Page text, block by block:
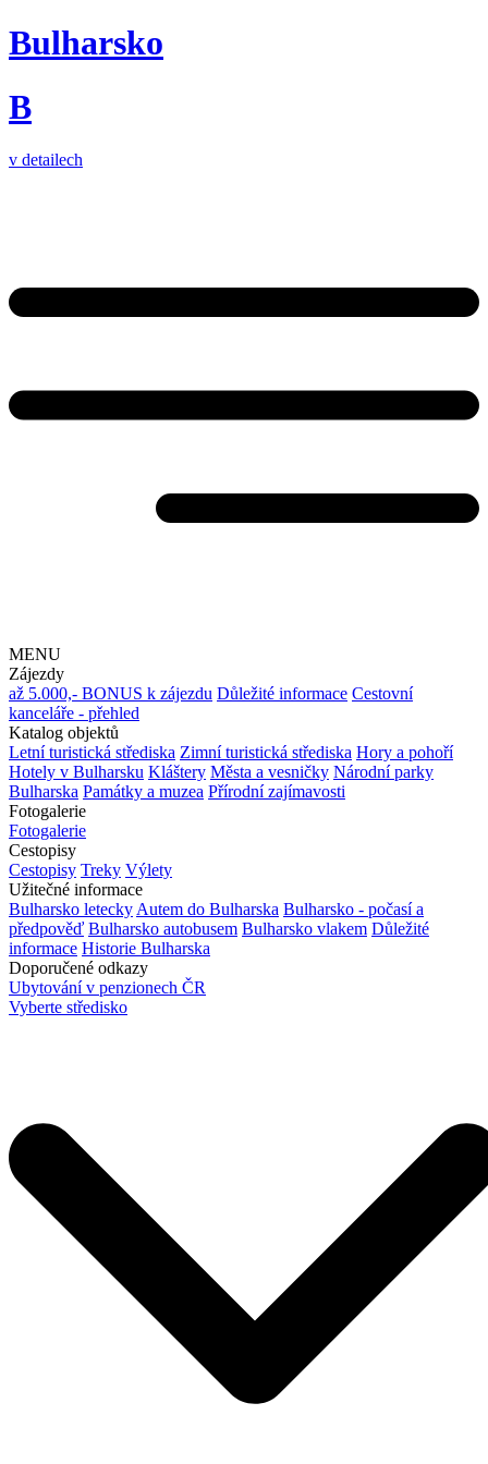
Bulharsko
B
v detailech
MENU
Zájezdy
až 5.000,- BONUS k zájezdu Důležité informace Cestovní
kanceláře - přehled
Katalog objektů
Letní turistická střediska Zimní turistická střediska Hory a pohoří
Hotely v Bulharsku Kláštery Města a vesničky Národní parky
Bulharska Památky a muzea Přírodní zajímavosti
Fotogalerie
Fotogalerie
Cestopisy
Cestopisy Treky Výlety
Užitečné informace
Bulharsko letecky Autem do Bulharska Bulharsko - počasí a
předpověď Bulharsko autobusem Bulharsko vlakem Důležité
informace Historie Bulharska
Doporučené odkazy
Ubytování v penzionech ČR
Vyberte středisko